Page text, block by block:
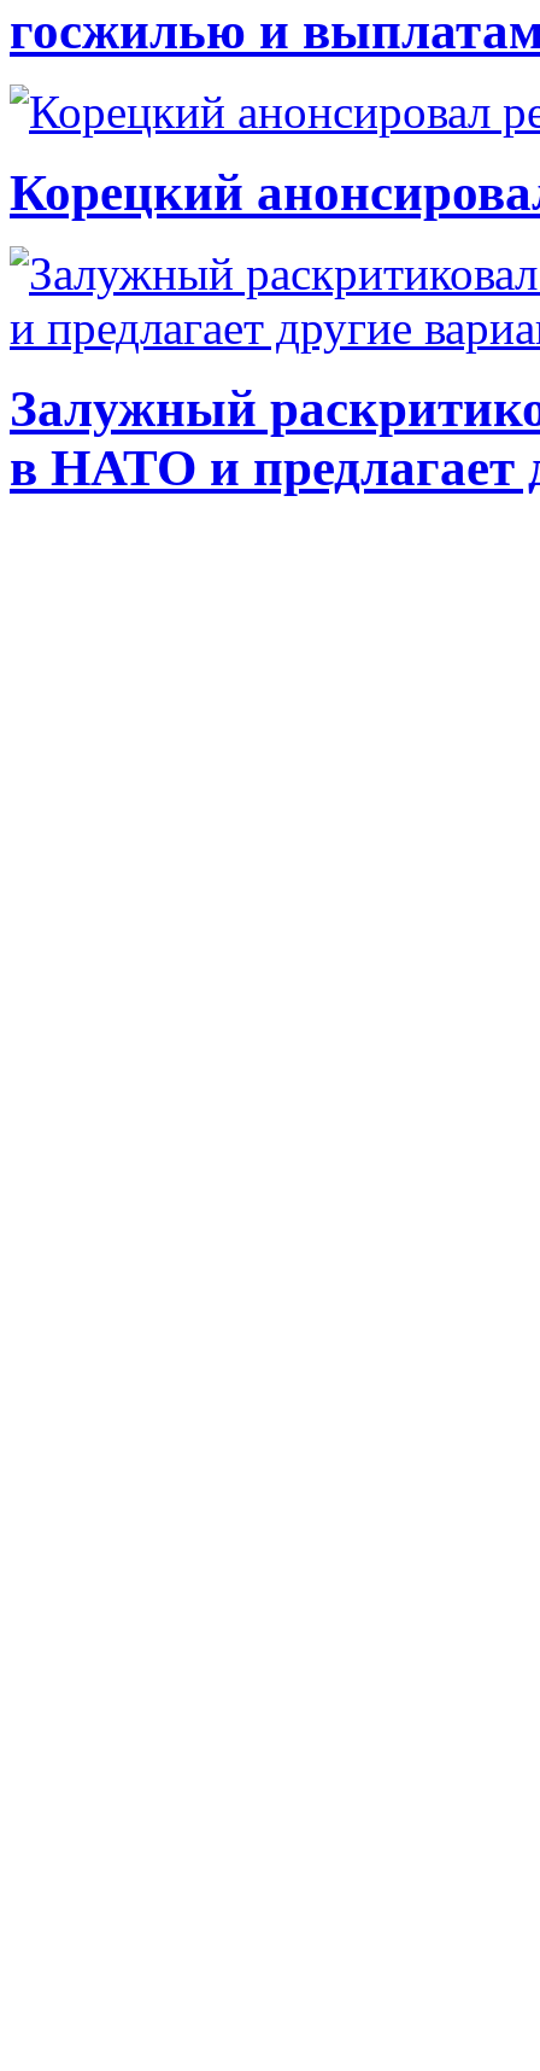
госжилью и
Корецкий
Залужный
в НАТО и предлагает